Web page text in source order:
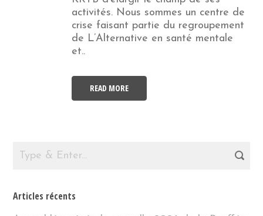
activités. Nous sommes un centre de
crise faisant partie du regroupement
de L’Alternative en santé mentale
et..
READ MORE
Articles récents